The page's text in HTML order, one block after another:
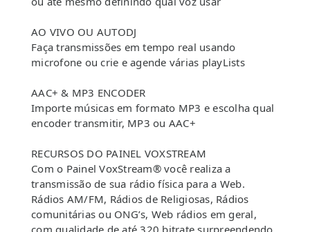
AO VIVO OU AUTODJ
Faça transmissões em tempo real usando
microfone ou crie e agende várias playLists
AAC+ & MP3 ENCODER
Importe músicas em formato MP3 e escolha qual
encoder transmitir, MP3 ou AAC+
RECURSOS DO PAINEL VOXSTREAM
Com o Painel VoxStream® você realiza a
transmissão de sua rádio física para a Web.
Rádios AM/FM, Rádios de Religiosas, Rádios
comunitárias ou ONG’s, Web rádios em geral,